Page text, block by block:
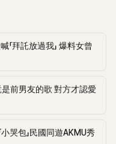
有受到邀請，怎麼能知
合，所以完整體這個詞
呢？」 網友們在相關帖
敏雅在26日舉行的徐寅
心。Jewelry前成員李智
智賢、徐寅永一起活
把IU帶到衛生間洗手間
待機室呀！怎麼會要特
的傳聞，她說：「17歲第
就變熟了。 事實上，藝
來是在節目中的即興表演
解釋說「我們都沒想太
。」 「如果反轉說是IU那
是徐寅永，我們才會相
拜託放過我」 爆料女曾
前男友的歌 對方才認愛
哭包」民國同遊AKMU秀